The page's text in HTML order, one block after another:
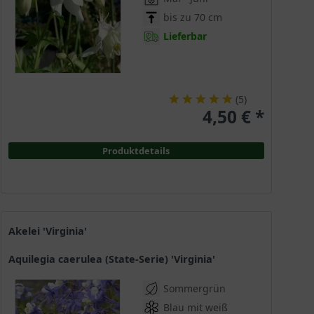
bis zu 70 cm
Lieferbar
(5)
4,50 € *
Produktdetails
Akelei 'Virginia'
Aquilegia caerulea (State-Serie) 'Virginia'
Sommergrün
Blau mit weiß